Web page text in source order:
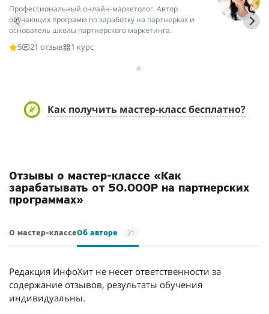
Профессиональный онлайн-маркетолог. Автор
обучающих программ по заработку на партнерках и
основатель школы партнерского маркетинга.
5
21 отзыв 1 курс
Как получить мастер-класс бесплатно?
Отзывы о мастер-классе «Как
зарабатывать от 50.000Р на партнерских
программах»
О мастер-классеОб авторе 21
Редакция ИнфоХит не несет ответственности за
содержание отзывов, результаты обучения
индивидуальны.